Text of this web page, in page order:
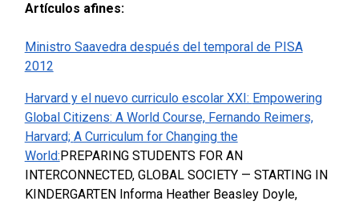
Artículos afines:
Ministro Saavedra después del temporal de PISA
2012
Harvard y el nuevo curriculo escolar XXI: Empowering
Global Citizens: A World Course, Fernando Reimers,
Harvard; A Curriculum for Changing the
World:PREPARING STUDENTS FOR AN
INTERCONNECTED, GLOBAL SOCIETY — STARTING IN
KINDERGARTEN Informa Heather Beasley Doyle,